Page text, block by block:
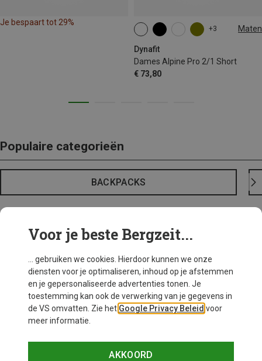
Je bespaart tot 29%
+3 Maten
Dynafit
Dames Alpine Pro 2/1 Short
€ 73,80
XS S M XL
Populaire categorieën
BACKPACKS
Voor je beste Bergzeit...
... gebruiken we cookies. Hierdoor kunnen we onze
diensten voor je optimaliseren, inhoud op je afstemmen
en je gepersonaliseerde advertenties tonen. Je
toestemming kan ook de verwerking van je gegevens in
de VS omvatten. Zie het Google Privacy Beleid voor
meer informatie.
AKKOORD